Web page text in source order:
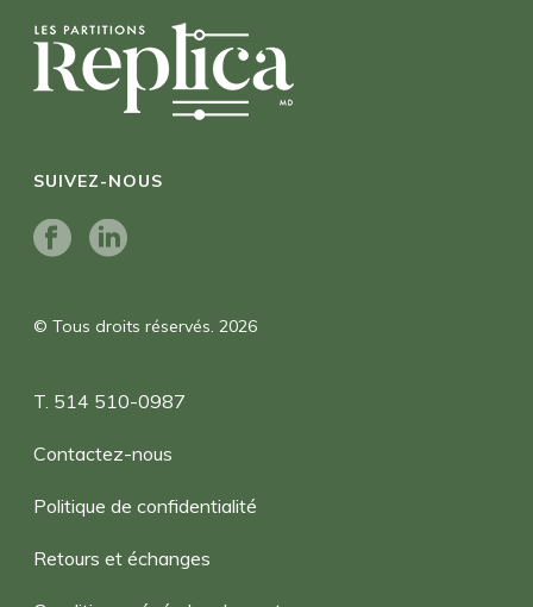
SUIVEZ-NOUS
© Tous droits réservés. 2026
T. 514 510-0987
Contactez-nous
Politique de confidentialité
Retours et échanges